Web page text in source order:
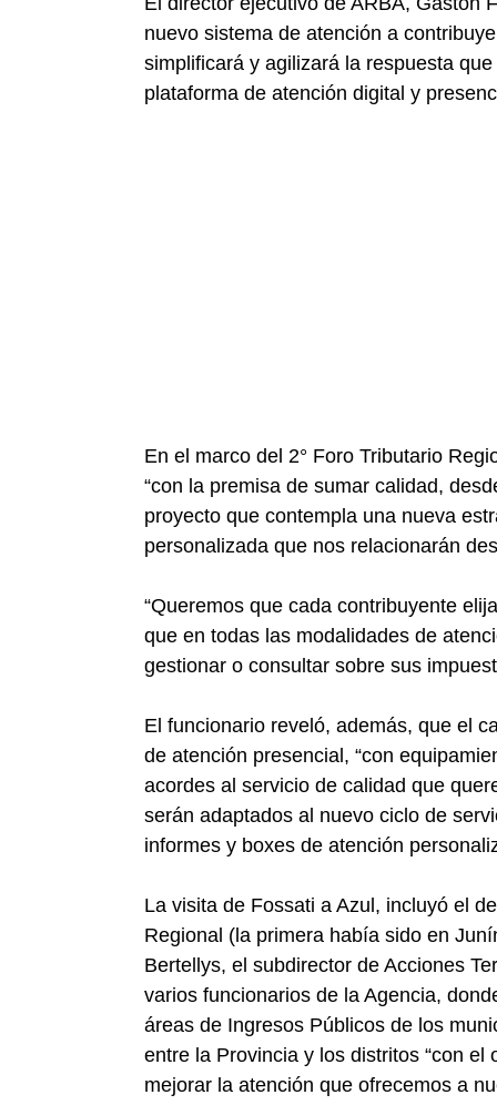
nuevo sistema de atención a
simplificará y agilizará la respuesta
plataforma de atención digital y
En el marco del 2° Foro Tributario
“con la premisa de sumar calidad,
proyecto que contempla una nueva
personalizada que nos relacionarán
“Queremos que cada contribuyente
que en todas las modalidades de
gestionar o consultar sobre sus
El funcionario reveló, además, que el
de atención presencial, “con
acordes al servicio de calidad que
serán adaptados al nuevo ciclo de
informes y boxes de atención
La visita de Fossati a Azul, incluyó el
Regional (la primera había sido en
Bertellys, el subdirector de Acciones
varios funcionarios de la Agencia,
áreas de Ingresos Públicos de los
entre la Provincia y los distritos “con
mejorar la atención que ofrecemos a